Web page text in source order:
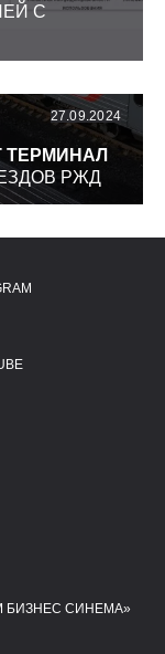
С
27.09.2024
ТЕРМИНАЛ
РЖД
БИЗНЕС СИНЕМА»